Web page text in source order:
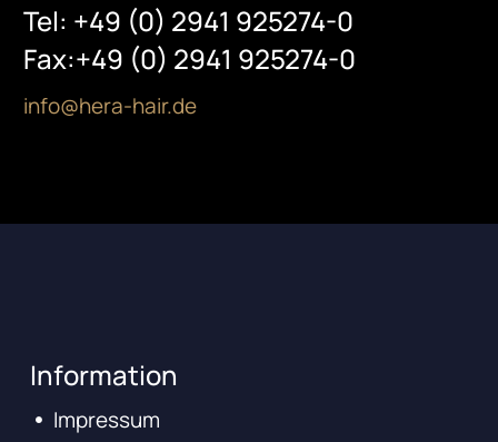
Tel: +49 (0) 2941 925274-0
Fax:+49 (0) 2941 925274-0
info@hera-hair.de
Information
Impressum